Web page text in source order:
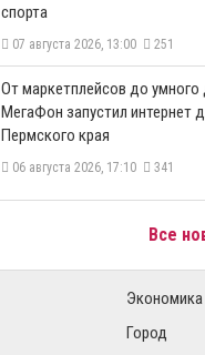
спорта
07 августа 2026, 13:00 251
От маркетплейсов до умного
МегаФон запустил интернет
Пермского края
06 августа 2026, 17:10 341
Все
Экономика
Город